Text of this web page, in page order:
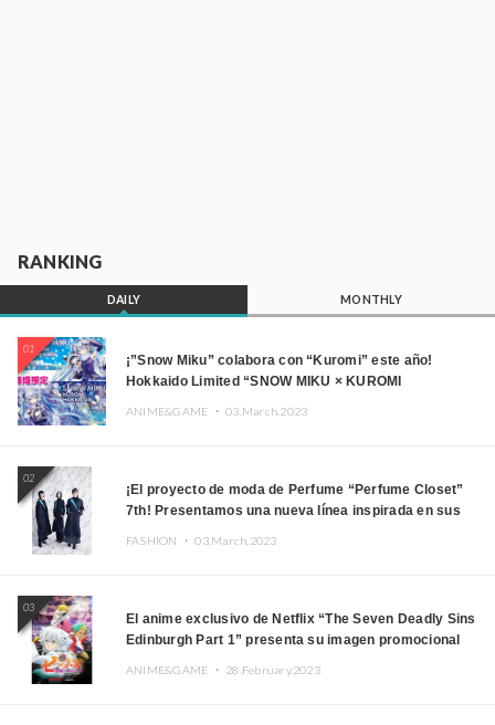
RANKING
DAILY MONTHLY
01
¡”Snow Miku” colabora con “Kuromi” este año!
Hokkaido Limited “SNOW MIKU × KUROMI
ANIME&GAME ・03.March.2023
02
¡El proyecto de moda de Perfume “Perfume Closet”
7th! Presentamos una nueva línea inspirada en sus
FASHION ・03.March.2023
03
El anime exclusivo de Netflix “The Seven Deadly Sins
Edinburgh Part 1” presenta su imagen promocional
ANIME&GAME ・ 28.February.2023